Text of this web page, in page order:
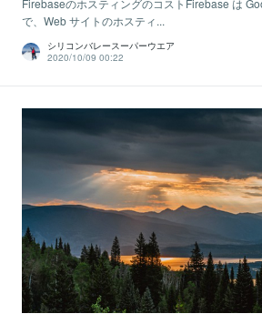
FirebaseのホスティングのコストFirebase は
で、Web サイトのホスティ...
シリコンバレースーパーウエア
2020/10/09 00:22